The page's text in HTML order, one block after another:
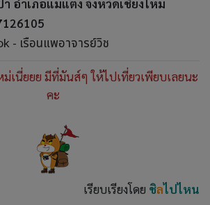
อำเภอแม่แตง จังหวัดเชียงใหม่
- เรือนแพอาจารย์วิช
หม่เนี่ยยย มีที่มันส์ๆ ให้ไปเที่ยวเพียบเลยนะ
คะ
เรียบเรียงโดย ชิลไปไหน